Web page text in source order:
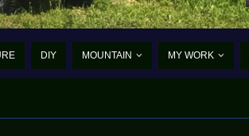
DIY MOUNTAIN MY WORK